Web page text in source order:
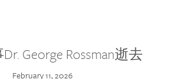
George Rossman逝去
February 11, 2026